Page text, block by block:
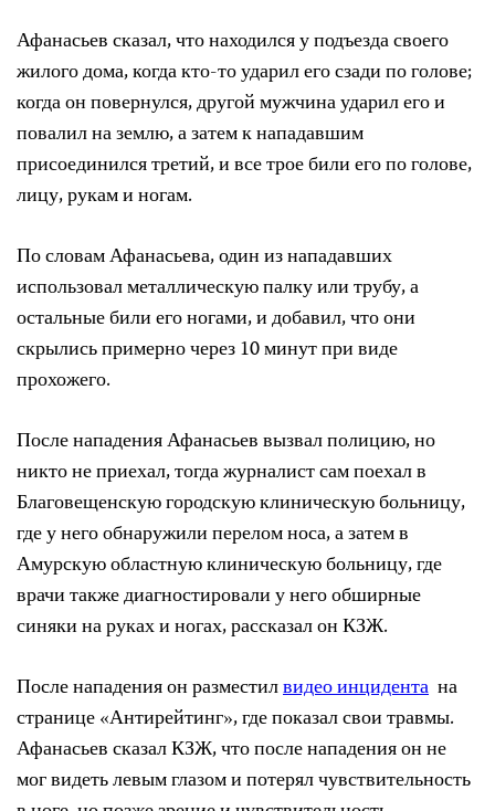
Афанасьев сказал, что находился у подъезда своего
жилого дома, когда кто-то ударил его сзади по голове;
когда он повернулся, другой мужчина ударил его и
повалил на землю, а затем к нападавшим
присоединился третий, и все трое били его по голове,
лицу, рукам и ногам.
По словам Афанасьева, один из нападавших
использовал металлическую палку или трубу, а
остальные били его ногами, и добавил, что они
скрылись примерно через 10 минут при виде
прохожего.
После нападения Афанасьев вызвал полицию, но
никто не приехал, тогда журналист сам поехал в
Благовещенскую городскую клиническую больницу,
где у него обнаружили перелом носа, а затем в
Амурскую областную клиническую больницу, где
врачи также диагностировали у него обширные
синяки на руках и ногах, рассказал он КЗЖ.
После нападения он разместилвидео инцидента на
странице «Антирейтинг», где показал свои травмы.
Афанасьев сказал КЗЖ, что после нападения он не
мог видеть левым глазом и потерял чувствительность